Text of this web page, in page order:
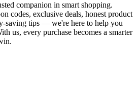
companion in smart shopping.
codes, exclusive deals, honest product
saving tips — we're here to help you
us, every purchase becomes a smarter